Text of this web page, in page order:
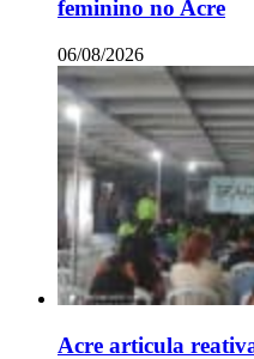
feminino no Acre
06/08/2026
Acre articula